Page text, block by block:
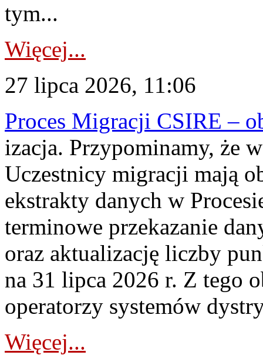
tym...
Więcej...
27 lipca 2026, 11:06
Proces Migracji CSIRE –
izacja. Przypominamy, że
Uczestnicy migracji mają
ekstrakty danych w
terminowe przekazanie
oraz aktualizację liczby
na 31 lipca 2026 r. Z tego
operatorzy systemów
Więcej...